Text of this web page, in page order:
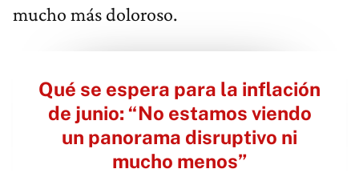
mucho más doloroso.
Qué se espera para la inflación
de junio: “No estamos viendo
un panorama disruptivo ni
mucho menos”